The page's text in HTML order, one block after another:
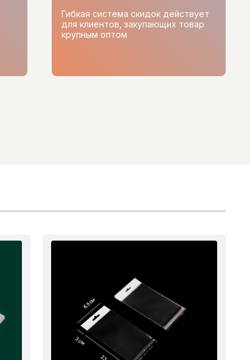
Гибкая система скидок действует
для клиентов, закупающих товар
крупным оптом
6.5 см
3 см